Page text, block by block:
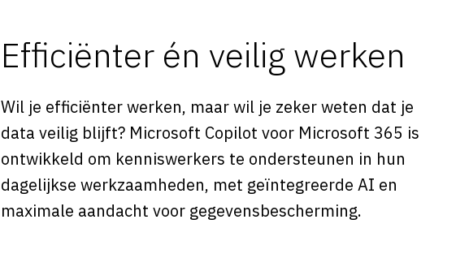
Efficiënter én veilig werken
Wil je efficiënter werken, maar wil je zeker weten dat je
data veilig blijft? Microsoft Copilot voor Microsoft 365 is
ontwikkeld om kenniswerkers te ondersteunen in hun
dagelijkse werkzaamheden, met geïntegreerde AI en
maximale aandacht voor gegevensbescherming.